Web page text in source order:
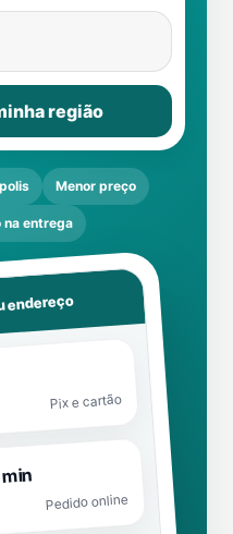
região
Menor preço
na entrega
endereço
Pix e cartão
Pedido online